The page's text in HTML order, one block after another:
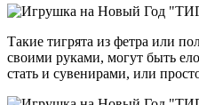
Такие тигрята из фетра или
своими руками, могут быть
стать и сувенирами, или